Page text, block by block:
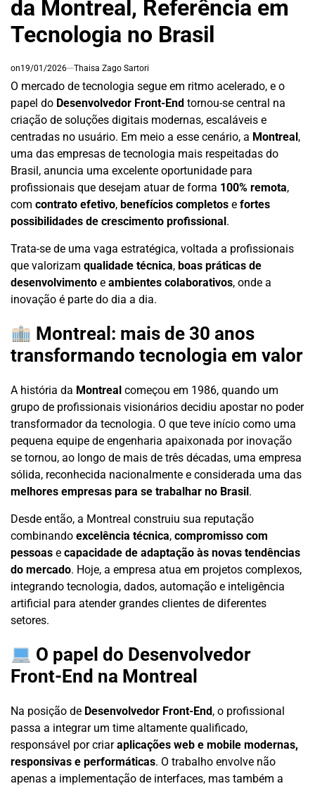
da Montreal, Referência em
Tecnologia no Brasil
on19/01/2026 Thaisa Zago Sartori
O mercado de tecnologia segue em ritmo acelerado, e o
papel do Desenvolvedor Front-End tornou-se central na
criação de soluções digitais modernas, escaláveis e
centradas no usuário. Em meio a esse cenário, a Montreal,
uma das empresas de tecnologia mais respeitadas do
Brasil, anuncia uma excelente oportunidade para
profissionais que desejam atuar de forma 100% remota,
com contrato efetivo, benefícios completos e fortes
possibilidades de crescimento profissional.
Trata-se de uma vaga estratégica, voltada a profissionais
que valorizam qualidade técnica, boas práticas de
desenvolvimento e ambientes colaborativos, onde a
inovação é parte do dia a dia.
Montreal: mais de 30 anos
transformando tecnologia em valor
A história da Montreal começou em 1986, quando um
grupo de profissionais visionários decidiu apostar no poder
transformador da tecnologia. O que teve início como uma
pequena equipe de engenharia apaixonada por inovação
se tornou, ao longo de mais de três décadas, uma empresa
sólida, reconhecida nacionalmente e considerada uma das
melhores empresas para se trabalhar no Brasil.
Desde então, a Montreal construiu sua reputação
combinando excelência técnica, compromisso com
pessoas e capacidade de adaptação às novas tendências
do mercado. Hoje, a empresa atua em projetos complexos,
integrando tecnologia, dados, automação e inteligência
artificial para atender grandes clientes de diferentes
setores.
O papel do Desenvolvedor
Front-End na Montreal
Na posição de Desenvolvedor Front-End, o profissional
passa a integrar um time altamente qualificado,
responsável por criaraplicações web e mobile modernas,
responsivas e performáticas. O trabalho envolve não
apenas a implementação de interfaces, mas também a